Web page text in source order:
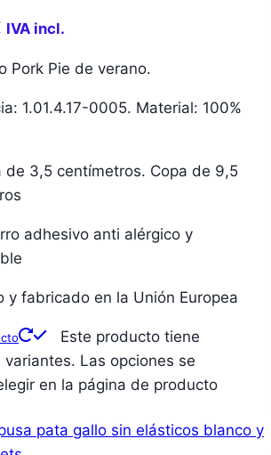
IVA incl.
Pork Pie de verano.
1.01.4.17-0005. Material: 100%
de 3,5 centímetros. Copa de 9,5
adhesivo anti alérgico y
y fabricado en la Unión Europea
Este producto tiene
variantes. Las opciones se
en la página de producto